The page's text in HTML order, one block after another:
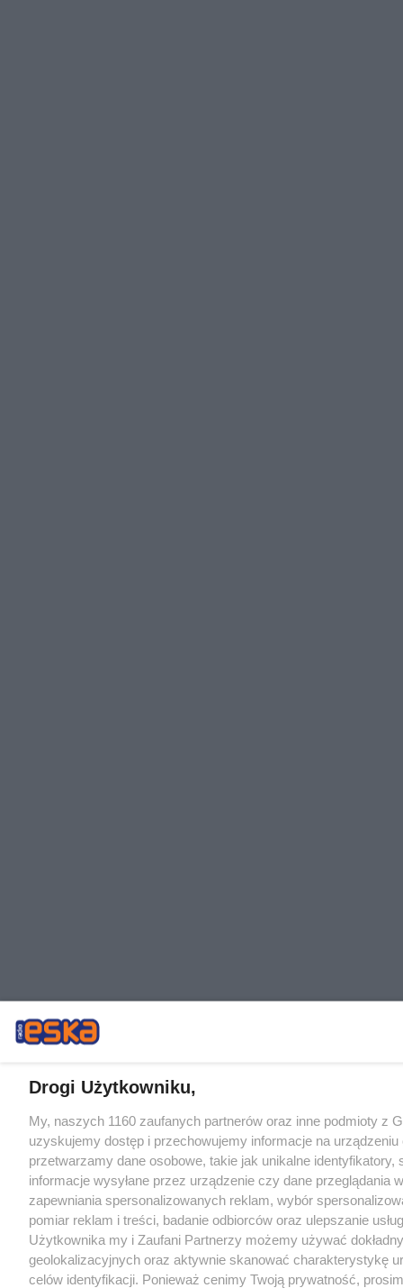
Drogi Użytkowniku,
My, naszych 1160 zaufanych partnerów oraz inne podmioty z
uzyskujemy dostęp i przechowujemy informacje na urządzeniu
przetwarzamy dane osobowe, takie jak unikalne identyfikatory,
informacje wysyłane przez urządzenie czy dane przeglądania
zapewniania spersonalizowanych reklam, wybór
pomiar reklam i treści, badanie odbiorców oraz ulepszanie
Użytkownika my i Zaufani Partnerzy możemy używać
geolokalizacyjnych oraz aktywnie skanować charakterystykę
celów identyfikacji. Ponieważ cenimy Twoją prywatność,